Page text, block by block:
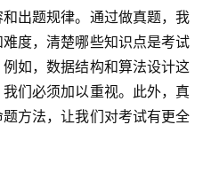
出题规律。通过做真题，我
难度，清楚哪些知识点是考试
如，数据结构和算法设计这
们必须加以重视。此外，真
方法，让我们对考试有更全